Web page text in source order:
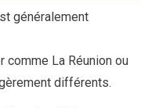
généralement
comme La Réunion ou
différents.